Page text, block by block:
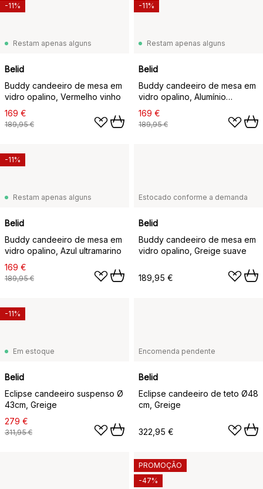
Restam apenas alguns
Belid
Buddy candeeiro de mesa em
vidro opalino, Vermelho vinho
169 €
189,95 €
-11%
Restam apenas alguns
Belid
Buddy candeeiro de mesa em
vidro opalino, Alumínio
escovado
169 €
189,95 €
-11%
Restam apenas alguns
Belid
Buddy candeeiro de mesa em
vidro opalino, Azul ultramarino
169 €
189,95 €
-11%
Estocado conforme a demanda
Belid
Buddy candeeiro de mesa em
vidro opalino, Greige suave
189,95 €
Em estoque
Belid
Eclipse candeeiro suspenso Ø
43cm, Greige
279 €
311,95 €
-11%
Encomenda pendente
Belid
Eclipse candeeiro de teto Ø48
cm, Greige
322,95 €
PROMOÇÃO
-47%